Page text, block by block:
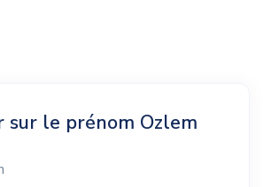
sur le prénom Ozlem